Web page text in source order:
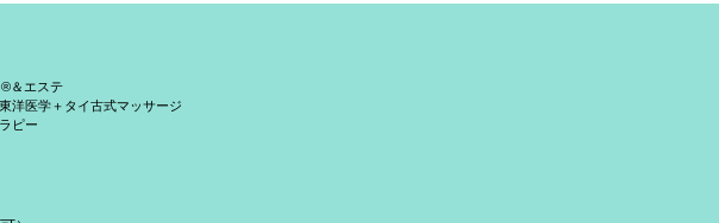
＆エステ
洋医学＋タイ古式マッサージ
ピー